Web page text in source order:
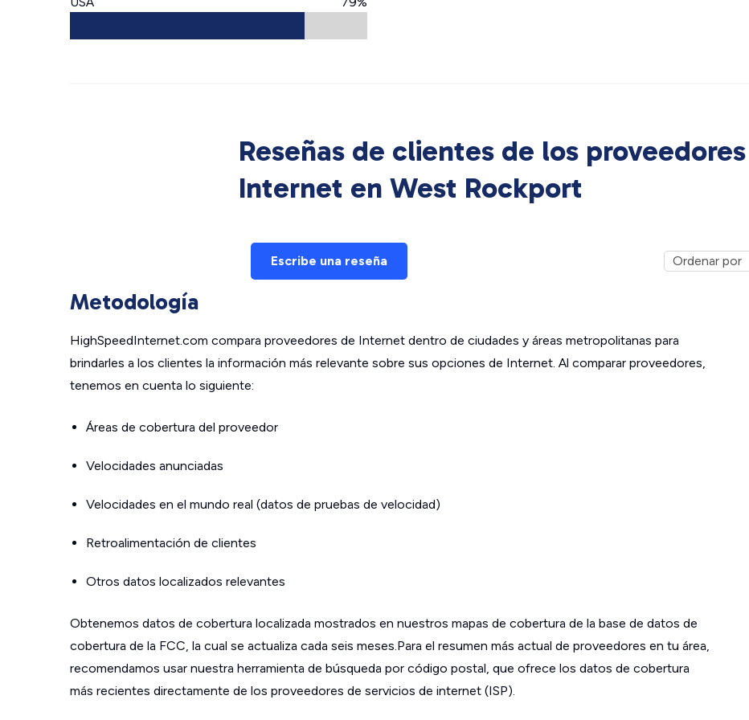
Reseñas de clientes de los
Internet en West Rockport
Escribe una reseña
Metodología
HighSpeedInternet.com compara proveedores de Internet dentro de ciudades y áreas metropolitanas para
brindarles a los clientes la información más relevante sobre sus opciones de Internet. Al comparar proveedores,
tenemos en cuenta lo siguiente:
Áreas de cobertura del proveedor
Velocidades anunciadas
Velocidades en el mundo real (datos de pruebas de velocidad)
Retroalimentación de clientes
Otros datos localizados relevantes
Obtenemos datos de cobertura localizada mostrados en nuestros mapas de cobertura de la base de datos de
cobertura de la FCC, la cual se actualiza cada seis meses.Para el resumen más actual de proveedores en tu área,
recomendamos usar nuestra herramienta de búsqueda por código postal, que ofrece los datos de cobertura
más recientes directamente de los proveedores de servicios de internet (ISP).